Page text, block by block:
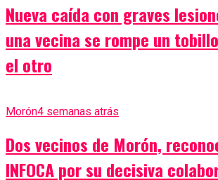
Nueva caída con graves
una vecina se rompe un
el otro
Morón4 semanas atrás
Dos vecinos de Morón,
INFOCA por su decisiva